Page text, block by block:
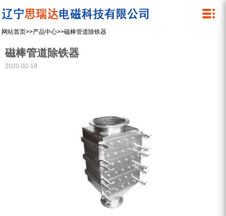
关于我们
产品中心
网站首页>>产品中心>>磁棒管道除铁器
磁棒管道除铁器
2020-02-19